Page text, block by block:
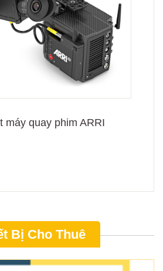
máy quay phim ARRI
Bị Cho Thuê